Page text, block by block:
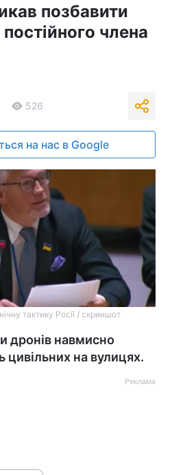
позбавити
члена
526
на нас в Google
тактику Росії / скриншот
дронів навмисно
цивільних на вулицях.
Реклама